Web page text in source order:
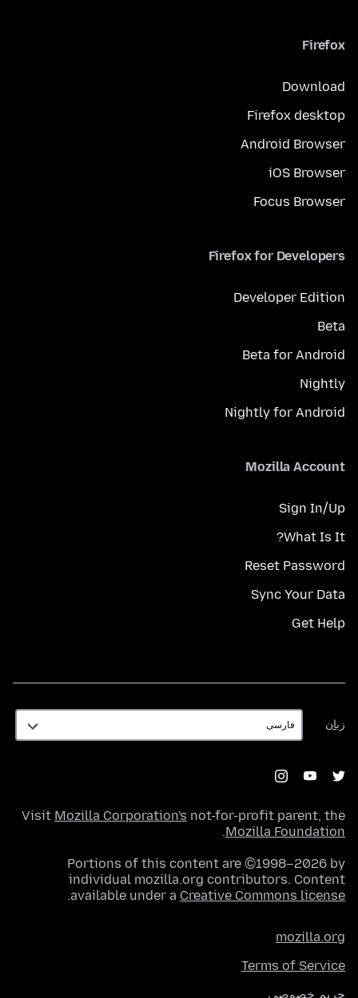
Firefox
Download
Firefox desktop
Android Browser
iOS Browser
Focus Browser
Firefox for Developers
Developer Edition
Beta
Beta for Android
Nightly
Nightly for Android
Mozilla Account
Sign In/Up
What Is It?
Reset Password
Sync Your Data
Get Help
زبان
زبان
Visit Mozilla Corporation's not-for-profit parent, the
Mozilla Foundation
.
Portions of this content are ©1998–2026 by
individual mozilla.org contributors. Content
available under a Creative Commons license
.
mozilla.org
Terms of Service
حریم خصوصی